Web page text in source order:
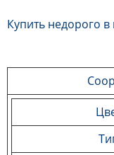
Купить недорого